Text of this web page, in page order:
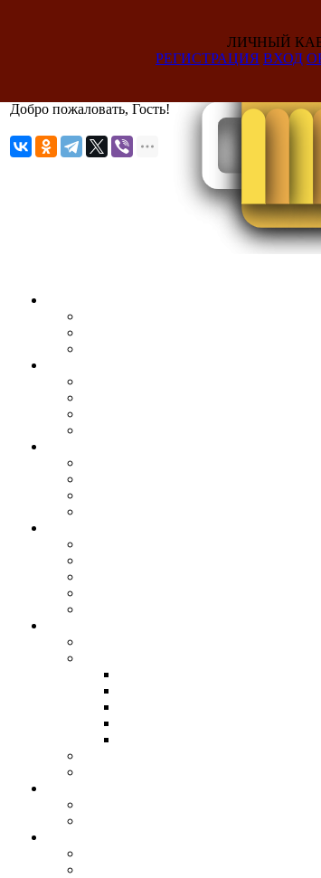
Добро пожаловать, Гость!
ЛИЧНЫЙ
РЕГИСТРАЦИЯ ВХОД